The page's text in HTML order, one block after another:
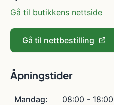
Gå til butikkens nettside
Gå til nettbestilling
Åpningstider
Mandag:
08:00 - 18:00